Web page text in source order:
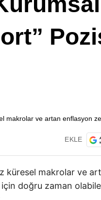
EKLE
küresel makrolar ve
için doğru zaman